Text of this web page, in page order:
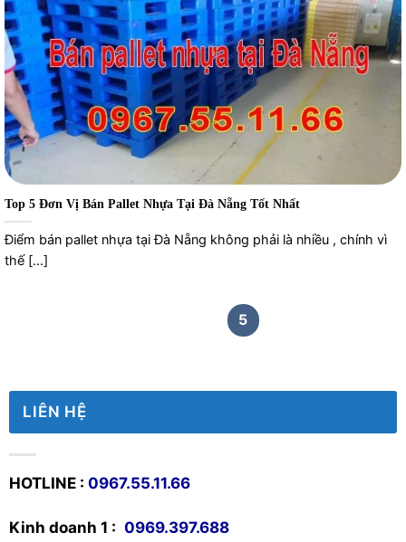
Top 5 Đơn Vị Bán Pallet Nhựa Tại Đà Nẵng Tốt Nhất
Điểm bán pallet nhựa tại Đà Nẵng không phải là nhiều , chính vì
thế [...]
5
LIÊN HỆ
HOTLINE : 0967.55.11.66
Kinh doanh 1 : 0969.397.688